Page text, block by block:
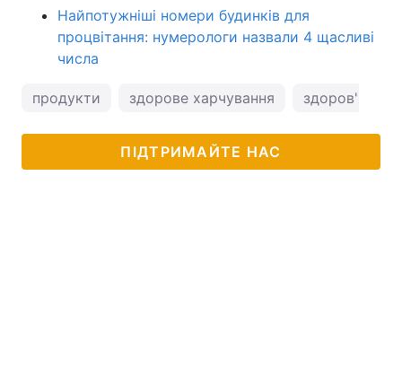
Найпотужніші номери будинків для
процвітання: нумерологи назвали 4 щасливі
числа
продукти здорове харчування здоров'я
ПІДТРИМАЙТЕ НАС